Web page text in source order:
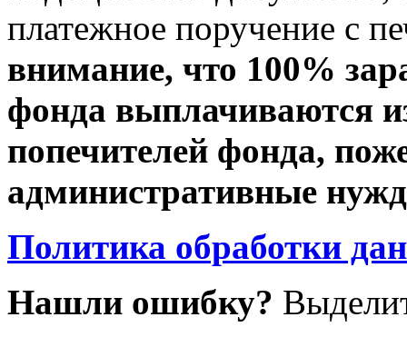
платежное поручение с
внимание, что 100%
фонда выплачиваются
попечителей фонда,
административные
Политика обработки
Нашли ошибку?